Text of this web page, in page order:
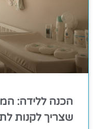
הכנה ללידה:
שצריך לקנות